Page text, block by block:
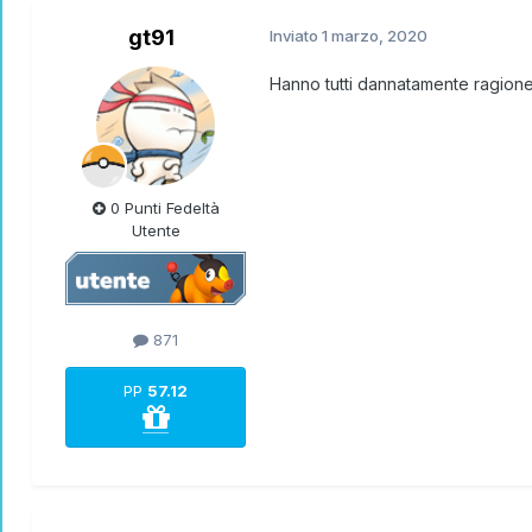
gt91
0 Punti Fedeltà
Utente
871
PP 57.12
Inviato 1 marzo, 2020
Hanno tutti dannatamente